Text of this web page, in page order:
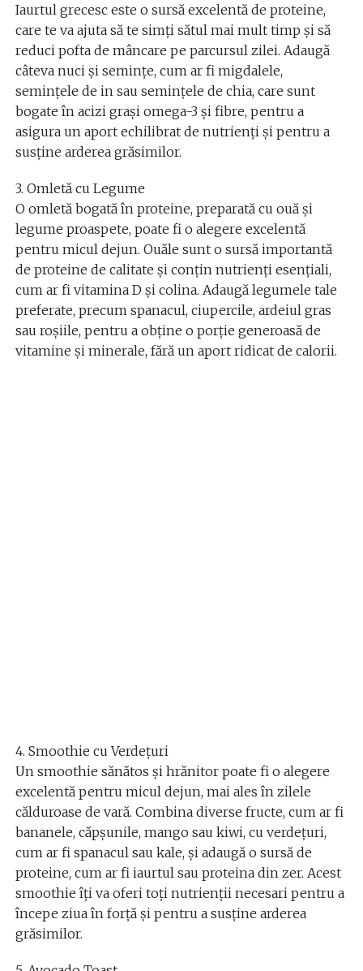
Iaurtul grecesc este o sursă excelentă de proteine,
care te va ajuta să te simți sătul mai mult timp și să
reduci pofta de mâncare pe parcursul zilei. Adaugă
câteva nuci și semințe, cum ar fi migdalele,
semințele de in sau semințele de chia, care sunt
bogate în acizi grași omega-3 și fibre, pentru a
asigura un aport echilibrat de nutrienți și pentru a
susține arderea grăsimilor.
3. Omletă cu Legume
O omletă bogată în proteine, preparată cu ouă și
legume proaspete, poate fi o alegere excelentă
pentru micul dejun. Ouăle sunt o sursă importantă
de proteine de calitate și conțin nutrienți esențiali,
cum ar fi vitamina D și colina. Adaugă legumele tale
preferate, precum spanacul, ciupercile, ardeiul gras
sau roșiile, pentru a obține o porție generoasă de
vitamine și minerale, fără un aport ridicat de calorii.
4. Smoothie cu Verdețuri
Un smoothie sănătos și hrănitor poate fi o alegere
excelentă pentru micul dejun, mai ales în zilele
călduroase de vară. Combina diverse fructe, cum ar fi
bananele, căpșunile, mango sau kiwi, cu verdețuri,
cum ar fi spanacul sau kale, și adaugă o sursă de
proteine, cum ar fi iaurtul sau proteina din zer. Acest
smoothie îți va oferi toți nutrienții necesari pentru a
începe ziua în forță și pentru a susține arderea
grăsimilor.